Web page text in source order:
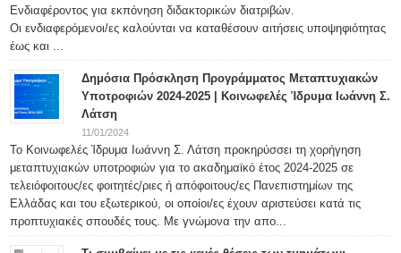
Ενδιαφέροντος για εκπόνηση διδακτορικών διατριβών.
Οι ενδιαφερόμενοι/ες καλούνται να καταθέσουν αιτήσεις υποψηφιότητας
έως και ...
Δημόσια Πρόσκληση Προγράμματος Μεταπτυχιακών
Υποτροφιών 2024-2025 | Κοινωφελές Ίδρυμα Ιωάννη Σ.
Λάτση
11/01/2024
Το Κοινωφελές Ίδρυμα Ιωάννη Σ. Λάτση προκηρύσσει τη χορήγηση
μεταπτυχιακών υποτροφιών για το ακαδημαϊκό έτος 2024-2025 σε
τελειόφοιτους/ες φοιτητές/ριες ή απόφοιτους/ες Πανεπιστημίων της
Ελλάδας και του εξωτερικού, οι οποίοι/ες έχουν αριστεύσει κατά τις
προπτυχιακές σπουδές τους. Με γνώμονα την απο...